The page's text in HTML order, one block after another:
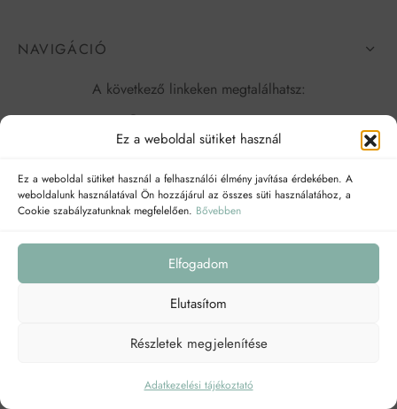
Ez a weboldal sütiket használ
Ez a weboldal sütiket használ a felhasználói élmény javítása érdekében. A
weboldalunk használatával Ön hozzájárul az összes süti használatához, a
Cookie szabályzatunknak megfelelően. Bővebben
Elfogadom
Elutasítom
Részletek megjelenítése
Adatkezelési tájékoztató
NAVIGÁCIÓ
A következő linkeken megtalálhatsz:
Adatkezelési tájékoztató
ÁSZF
©2026 egybogreteat